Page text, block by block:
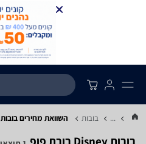
... בובות השוואת מחירים בובות ‏Disney ‏בובת פופ
בובות ‏Disney ‏בובת פופ